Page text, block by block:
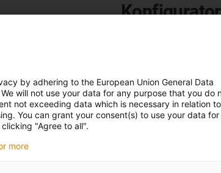
Dla robotów
Rozszerz obszar
liniowego. Szybko,
Przejdź do
by adhering to the European Union General Data
will not use your data for any purpose that you do
not exceeding data which is necessary in relation
You can grant your consent(s) to use your data for
"Agree to all".
more